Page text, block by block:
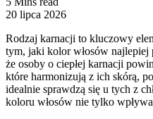
20 lipca 2026
Rodzaj karnacji to kluczowy
tym, jaki kolor włosów najlepiej
że osoby o ciepłej karnacji
które harmonizują z ich skórą,
idealnie sprawdzą się u tych z
koloru włosów nie tylko